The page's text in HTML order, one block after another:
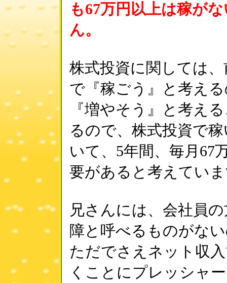
も67万円以上は稼が
ん。
株式投資に関しては
で『稼ごう』と考え
『増やそう』と考え
るので、株式投資で
いて、5年間、毎月67
要があると考えてい
兄さんには、会社員
障と呼べるものがな
ただでさえネット収
くことにプレッシャ